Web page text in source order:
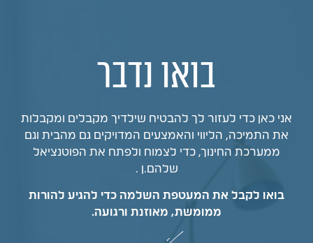
בואו נדבר
אני כאן כדי לעזור לך להבטיח שילדיך מקבלים ומקבלות
את התמיכה, הליווי והאמצעים המדויקים גם מהבית וגם
ממערכת החינוך, כדי לצמוח ולפתח את הפוטנציאל
שלהם.ן .
בואו לקבל את המעטפת השלמה כדי להגיע להורות
ממומשת, מאוזנת ורגועה.